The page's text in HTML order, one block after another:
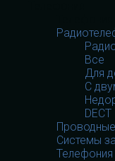
Все
Для
С
DECT
Системы
Телефония